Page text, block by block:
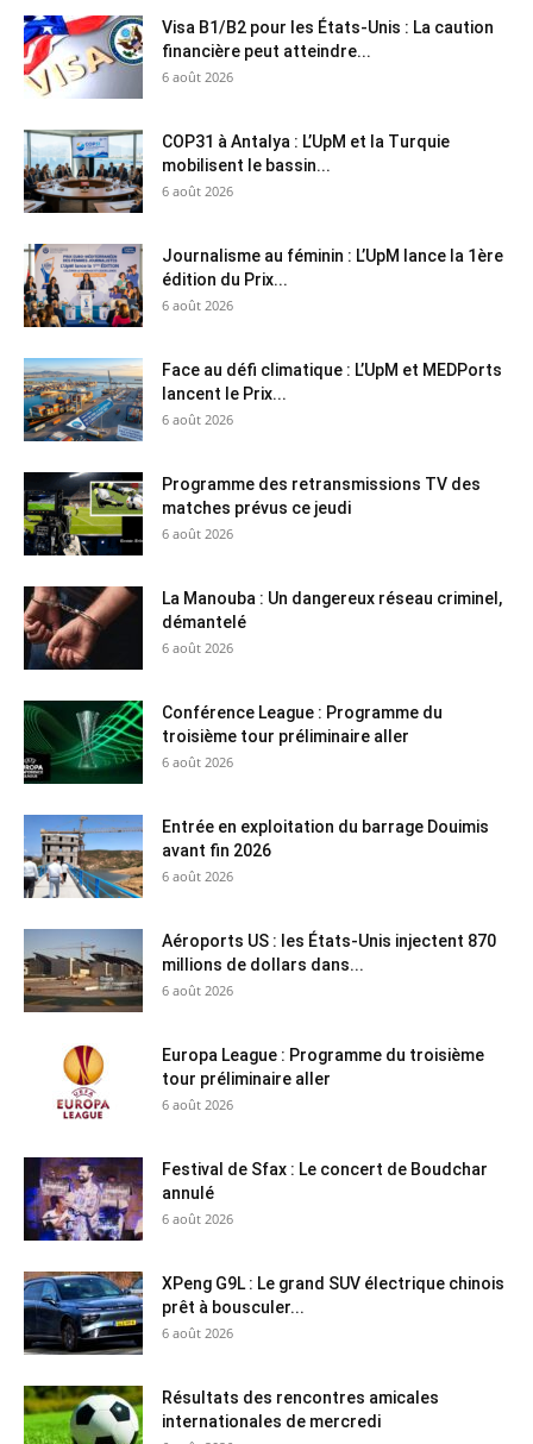
Visa B1/B2 pour les États-Unis : La caution
financière peut atteindre...
6 août 2026
COP31 à Antalya : L’UpM et la Turquie
mobilisent le bassin...
6 août 2026
Journalisme au féminin : L’UpM lance la 1ère
édition du Prix...
6 août 2026
Face au défi climatique : L’UpM et MEDPorts
lancent le Prix...
6 août 2026
Programme des retransmissions TV des
matches prévus ce jeudi
6 août 2026
La Manouba : Un dangereux réseau criminel,
démantelé
6 août 2026
Conférence League : Programme du
troisième tour préliminaire aller
6 août 2026
Entrée en exploitation du barrage Douimis
avant fin 2026
6 août 2026
Aéroports US : les États-Unis injectent 870
millions de dollars dans...
6 août 2026
Europa League : Programme du troisième
tour préliminaire aller
6 août 2026
Festival de Sfax : Le concert de Boudchar
annulé
6 août 2026
XPeng G9L : Le grand SUV électrique chinois
prêt à bousculer...
6 août 2026
Résultats des rencontres amicales
internationales de mercredi